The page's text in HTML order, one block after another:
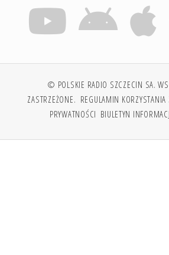
© POLSKIE RADIO SZCZECIN SA.
ZASTRZEŻONE. REGULAMIN KORZYSTANIA
PRYWATNOŚCI BIULETYN